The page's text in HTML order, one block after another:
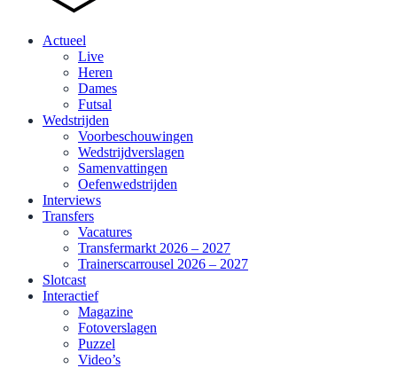
Actueel
Live
Heren
Dames
Futsal
Wedstrijden
Voorbeschouwingen
Wedstrijdverslagen
Samenvattingen
Oefenwedstrijden
Interviews
Transfers
Vacatures
Transfermarkt 2026 – 2027
Trainerscarrousel 2026 – 2027
Slotcast
Interactief
Magazine
Fotoverslagen
Puzzel
Video’s